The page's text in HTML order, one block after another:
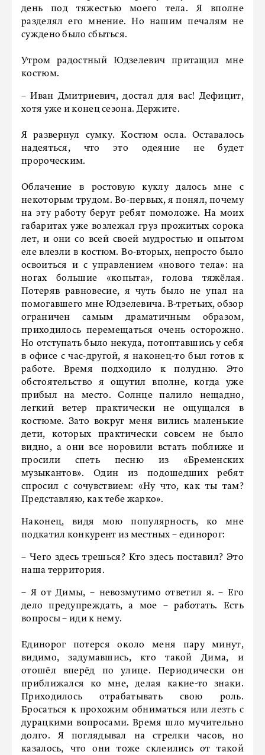
день под тяжестью моего тела. Я вполне
разделял его мнение. Но нашим печалям не
суждено было сбыться.
Утром радостный Юдзелевич притащил мне
костюм.
– Иван Дмитриевич, достал для вас! Дефицит,
хотя уже и конец сезона. Держите.
Я развернул сумку. Костюм осла. Оставалось
надеяться, что это одеяние не будет
пророческим.
Облачение в ростовую куклу далось мне с
некоторым трудом. Во-первых, я понял, почему
на эту работу берут ребят помоложе. На моих
габаритах уже возлежал груз прожитых сорока
лет, и они со всей своей мудростью и опытом
еле влезли в костюм. Во-вторых, непросто было
освоиться и с управлением «нового тела»: на
ногах большие «копыта», голова тяжёлая.
Потеряв равновесие, я чуть было не упал на
помогавшего мне Юдзелевича. В-третьих, обзор
ограничен самым драматичным образом,
приходилось перемещаться очень осторожно.
Но отступать было некуда, потоптавшись у себя
в офисе с час-другой, я наконец-то был готов к
работе. Время подходило к полудню. Это
обстоятельство я ощутил вполне, когда уже
прибыл на место. Солнце палило нещадно,
легкий ветер практически не ощущался в
костюме. Зато вокруг меня вились маленькие
дети, которых практически совсем не было
видно, а они все норовили встать поближе и
просили спеть песню из «Бременских
музыкантов». Один из подошедших ребят
спросил с сочувствием: «Ну что, как ты там?
Представляю, как тебе жарко».
Наконец, видя мою популярность, ко мне
подкатил конкурент из местных – единорог:
– Чего здесь трешься? Кто здесь поставил? Это
наша территория.
– Я от Димы, – невозмутимо ответил я. – Его
дело предупреждать, а мое – работать. Есть
вопросы – иди к нему.
Единорог потерся около меня пару минут,
видимо, задумавшись, кто такой Дима, и
отошёл вперёд по улице. Периодически он
приближался ко мне, делая какие-то знаки.
Приходилось отрабатывать свою роль.
Бросаться к прохожим обниматься или лезть с
дурацкими вопросами. Время шло мучительно
долго. Я поглядывал на стрелки часов, но
казалось, что они тоже склеились от такой